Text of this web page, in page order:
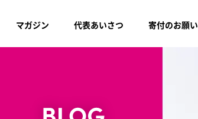
マガジン 代表あいさつ 寄付のお願い